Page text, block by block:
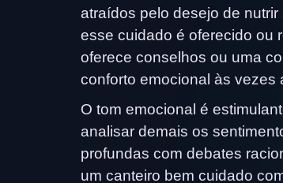
atraídos pelo desejo de
esse cuidado é oferecido ou
oferece conselhos ou uma
conforto emocional às vezes
O tom emocional é
analisar demais os
profundas com debates
um canteiro bem cuidado